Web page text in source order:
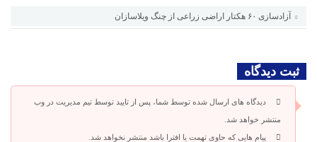
آزادسازی ۶۰ هکتار اراضی زراعی از چنگ ویلاسازان
ثبت دیدگاه
دیدگاه های ارسال شده توسط شما، پس از تایید توسط تیم مدیریت در وب
منتشر خواهد شد.
پیام هایی که حاوی تهمت یا افترا باشد منتشر نخواهد شد.